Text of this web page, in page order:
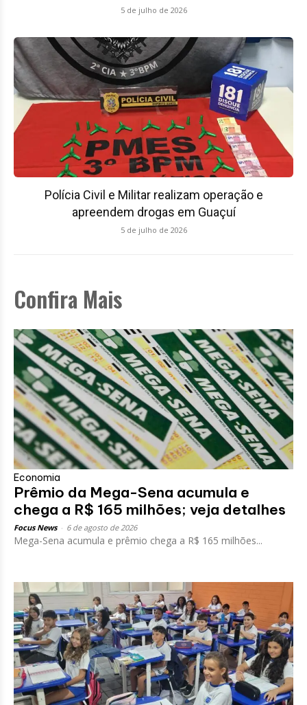
5 de julho de 2026
Polícia Civil e Militar realizam operação e
apreendem drogas em Guaçuí
5 de julho de 2026
Confira Mais
Economia
Prêmio da Mega-Sena acumula e
chega a R$ 165 milhões; veja detalhes
Focus News 6 de agosto de 2026
Mega-Sena acumula e prêmio chega a R$ 165 milhões...